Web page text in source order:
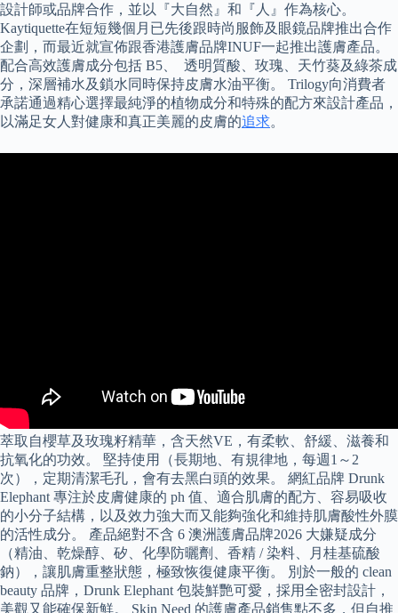
設計師或品牌合作，並以『大自然』和『人』作為核心。
Kaytiquette在短短幾個月已先後跟時尚服飾及眼鏡品牌推出合作
企劃，而最近就宣佈跟香港護膚品牌INUF一起推出護膚產品。
配合高效護膚成分包括 B5、 透明質酸、玫瑰、天竹葵及綠茶成
分，深層補水及鎖水同時保持皮膚水油平衡。 Trilogy向消費者
承諾通過精心選擇最純淨的植物成分和特殊的配方來設計產品，
以滿足女人對健康和真正美麗的皮膚的追求。
萃取自櫻草及玫瑰籽精華，含天然VE，有柔軟、舒緩、滋養和
抗氧化的功效。 堅持使用（長期地、有規律地，每週1～2
次），定期清潔毛孔，會有去黑白頭的效果。 網紅品牌 Drunk
Elephant 專注於皮膚健康的 ph 值、適合肌膚的配方、容易吸收
的小分子結構，以及效力強大而又能夠強化和維持肌膚酸性外膜
的活性成分。 產品絕對不含 6 澳洲護膚品牌2026 大嫌疑成分
（精油、乾燥醇、矽、化學防曬劑、香精 / 染料、月桂基硫酸
鈉），讓肌膚重整狀態，極致恢復健康平衡。 別於一般的 clean
beauty 品牌，Drunk Elephant 包裝鮮艷可愛，採用全密封設計，
美觀又能確保新鮮。 Skin Need 的護膚產品銷售點不多，但自推